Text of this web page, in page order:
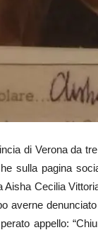
di Verona da
sulla pagina
Cecilia
averne
appello: